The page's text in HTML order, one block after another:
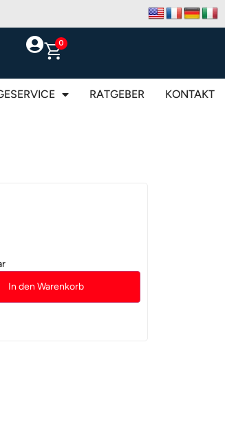
0
RATGEBER KONTAKT
In den Warenkorb